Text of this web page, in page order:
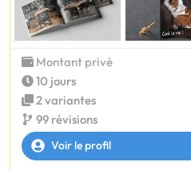
Montant privé
10 jours
2 variantes
99 révisions
Voir le profil